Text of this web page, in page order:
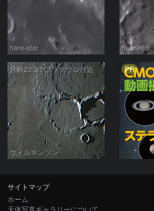
hare-star hare-star
月齢23.3のフラマウロ付近
ウィルキンソン
PR
サイトマップ
ホーム
天体写真ギャラリーについて